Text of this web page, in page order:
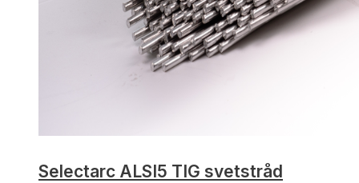
Selectarc ALSI5 TIG svetstråd